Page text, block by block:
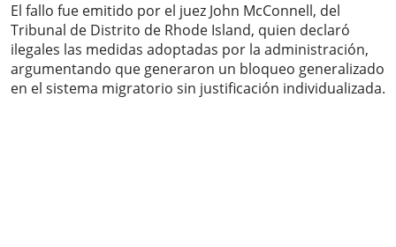
El fallo fue emitido por el juez John McConnell, del
Tribunal de Distrito de Rhode Island, quien declaró
ilegales las medidas adoptadas por la administración,
argumentando que generaron un bloqueo generalizado
en el sistema migratorio sin justificación individualizada.